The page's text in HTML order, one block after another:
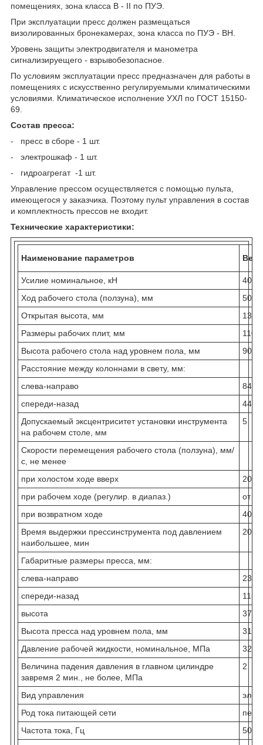
помещениях, зона класса В - II по ПУЭ.
При эксплуатации пресс должен размещаться
визолированных бронекамерах, зона класса по ПУЭ - ВН.
Уровень защиты электродвигателя и манометра
сигнализируещего - взрывобезопасное.
По условиям эксплуатации пресс предназначен для работы в
помещениях с искусственно регулируемыми климатическими
условиями. Климатическое исполнение УХЛ по ГОСТ 15150-
69.
Состав пресса:
- пресс в сборе - 1 шт.
- электрошкаф - 1 шт.
- гидроагрегат -1 шт.
Управление прессом осуществляется с помощью пульта,
имеющегося у за­казчика. Поэтому пульт управления в состав
и комплектность прессов не входит.
Технические характеристики:
Наименование параметров
Усилие номинальное, кН
4000
Ход рабочего стола (ползуна), мм
500
Открытая высота, мм
1330
Размеры рабочих плит, мм
Высота рабочего стола над уровнем пола, мм
900
Расстояние между колоннами в свету, мм:
слева-направо
840
спереди-назад
440
Допускаемый эксцентриситет установки инструмента
на рабочем столе, мм
5
Скорости перемещения рабочего стола (ползуна), мм/
с, не менее
при холостом ходе вверх
20
при рабочем ходе (регулир. в диапаз.)
от 1
при возвратном ходе
40
Время выдержки прессинструмента под давлением
наибольшее, мин
20
Габаритные размеры пресса, мм:
слева-направо
2300
спереди-назад
1150
высота
3730
Высота пресса над уровнем пола, мм
3145
Давление рабочей жидкости, номинальное, МПа
32
Величина падения давления в главном цилиндре
завремя 2 мин., не более, МПа
2
Вид управления
Род тока питающей сети
Частота тока, Гц
50